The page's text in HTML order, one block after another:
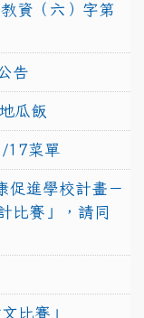
資（六）字第
告
瓜飯
17菜單
促進學校計畫－
比賽」，請同
比賽」